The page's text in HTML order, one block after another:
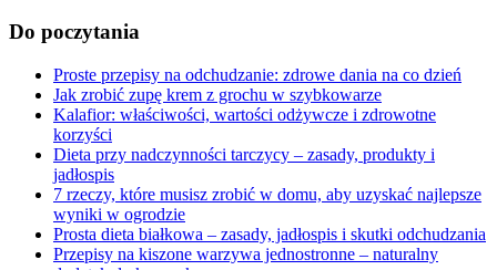
Do poczytania
Proste przepisy na odchudzanie: zdrowe dania na co dzień
Jak zrobić zupę krem z grochu w szybkowarze
Kalafior: właściwości, wartości odżywcze i zdrowotne
korzyści
Dieta przy nadczynności tarczycy – zasady, produkty i
jadłospis
7 rzeczy, które musisz zrobić w domu, aby uzyskać najlepsze
wyniki w ogrodzie
Prosta dieta białkowa – zasady, jadłospis i skutki odchudzania
Przepisy na kiszone warzywa jednostronne – naturalny